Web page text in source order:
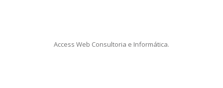
Access Web Consultoria e Informática.